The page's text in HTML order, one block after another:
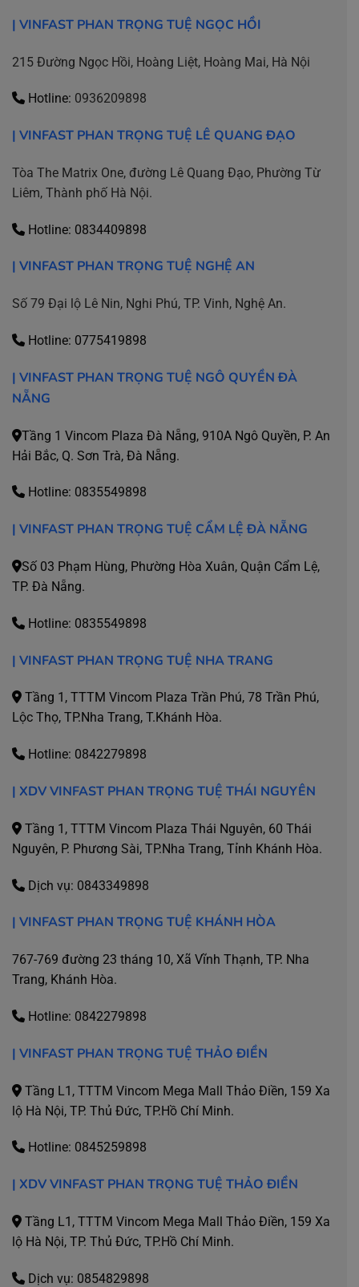
| VINFAST PHAN TRỌNG TUỆ NGỌC HỒI
215 Đường Ngọc Hồi, Hoàng Liệt, Hoàng Mai, Hà Nội
Hotline: 0936209898
| VINFAST PHAN TRỌNG TUỆ LÊ QUANG ĐẠO
Tòa The Matrix One, đường Lê Quang Đạo, Phường Từ
Liêm, Thành phố Hà Nội.
Hotline: 0834409898
| VINFAST PHAN TRỌNG TUỆ NGHỆ AN
Số 79 Đại lộ Lê Nin, Nghi Phú, TP. Vinh, Nghệ An.
Hotline: 0775419898
| VINFAST PHAN TRỌNG TUỆ NGÔ QUYỀN ĐÀ
NẴNG
Tầng 1 Vincom Plaza Đà Nẵng, 910A Ngô Quyền, P. An
Hải Bắc, Q. Sơn Trà, Đà Nẵng.
Hotline: 0835549898
| VINFAST PHAN TRỌNG TUỆ CẨM LỆ ĐÀ NẴNG
Số 03 Phạm Hùng, Phường Hòa Xuân, Quận Cẩm Lệ,
TP. Đà Nẵng.
Hotline: 0835549898
| VINFAST PHAN TRỌNG TUỆ NHA TRANG
Tầng 1, TTTM Vincom Plaza Trần Phú, 78 Trần Phú,
Lộc Thọ, TP.Nha Trang, T.Khánh Hòa.
Hotline: 0842279898
| XDV VINFAST PHAN TRỌNG TUỆ THÁI NGUYÊN
Tầng 1, TTTM Vincom Plaza Thái Nguyên, 60 Thái
Nguyên, P. Phương Sài, TP.Nha Trang, Tỉnh Khánh Hòa.
Dịch vụ: 0843349898
| VINFAST PHAN TRỌNG TUỆ KHÁNH HÒA
767-769 đường 23 tháng 10, Xã Vĩnh Thạnh, TP. Nha
Trang, Khánh Hòa.
Hotline: 0842279898
| VINFAST PHAN TRỌNG TUỆ THẢO ĐIỀN
Tầng L1, TTTM Vincom Mega Mall Thảo Điền, 159 Xa
lộ Hà Nội, TP. Thủ Đức, TP.Hồ Chí Minh.
Hotline: 0845259898
| XDV VINFAST PHAN TRỌNG TUỆ THẢO ĐIỀN
Tầng L1, TTTM Vincom Mega Mall Thảo Điền, 159 Xa
lộ Hà Nội, TP. Thủ Đức, TP.Hồ Chí Minh.
Dịch vụ: 0854829898